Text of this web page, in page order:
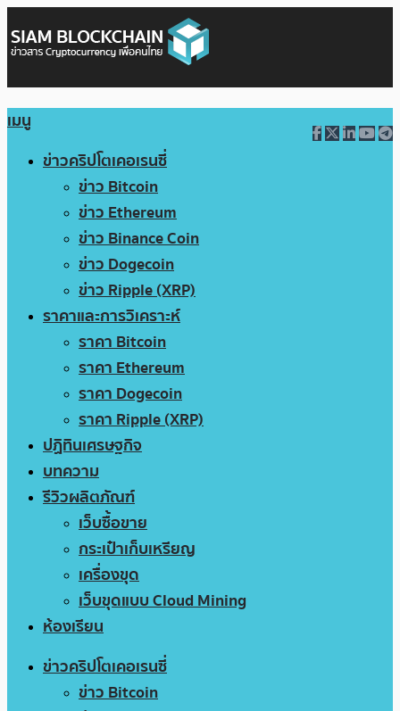
เมนู
ข่าวคริปโตเคอเรนซี่
ข่าว Bitcoin
ข่าว Ethereum
ข่าว Binance Coin
ข่าว Dogecoin
ข่าว Ripple (XRP)
ราคาและการวิเคราะห์
ราคา Bitcoin
ราคา Ethereum
ราคา Dogecoin
ราคา Ripple (XRP)
ปฏิทินเศรษฐกิจ
บทความ
รีวิวผลิตภัณฑ์
เว็บซื้อขาย
กระเป๋าเก็บเหรียญ
เครื่องขุด
เว็บขุดแบบ Cloud Mining
ห้องเรียน
ข่าวคริปโตเคอเรนซี่
ข่าว Bitcoin